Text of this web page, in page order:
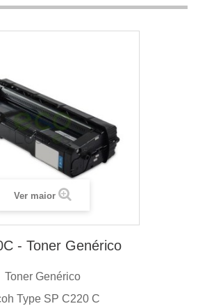
Ver maior
- Toner Genérico
Toner Genérico
Type SP C220 C